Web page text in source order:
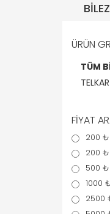
ÜRÜN
TÜM
FİYAT
200 ₺
200
500
1000
2500